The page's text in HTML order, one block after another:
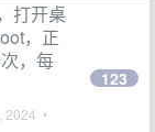
打开桌
，正
，每
2024 •
123